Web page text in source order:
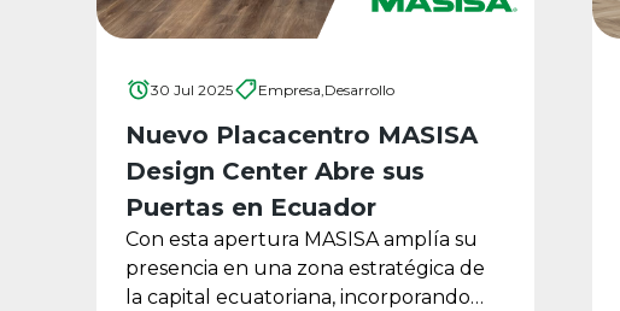
30 Jul 2025 Empresa, Desarrollo
Nuevo Placacentro MASISA
Design Center Abre sus
Puertas en Ecuador
Con esta apertura MASISA amplía su
presencia en una zona estratégica de
la capital ecuatoriana, incorporando